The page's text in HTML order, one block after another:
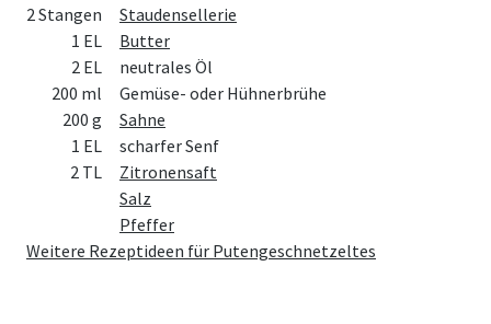
2 Stangen
Staudensellerie
1 EL
Butter
2 EL
neutrales Öl
200 ml
Gemüse- oder Hühnerbrühe
200 g
Sahne
1 EL
scharfer Senf
2 TL
Zitronensaft
Salz
Pfeffer
Weitere Rezeptideen für Putengeschnetzeltes